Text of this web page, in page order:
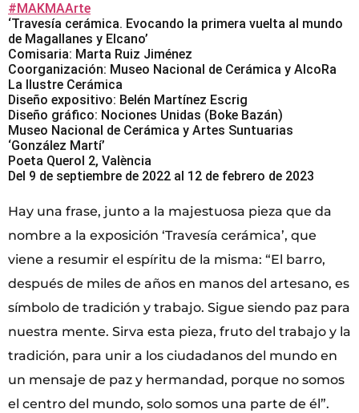
#MAKMAArte
‘Travesía cerámica. Evocando la primera vuelta al mundo
de Magallanes y Elcano’
Comisaria: Marta Ruiz Jiménez
Coorganización: Museo Nacional de Cerámica y AlcoRa
La Ilustre Cerámica
Diseño expositivo: Belén Martínez Escrig
Diseño gráfico: Nociones Unidas (Boke Bazán)
Museo Nacional de Cerámica y Artes Suntuarias
‘González Martí’
Poeta Querol 2, València
Del 9 de septiembre de 2022 al 12 de febrero de 2023
Hay una frase, junto a la majestuosa pieza que da
nombre a la exposición ‘Travesía cerámica’, que
viene a resumir el espíritu de la misma: “El barro,
después de miles de años en manos del artesano, es
símbolo de tradición y trabajo. Sigue siendo paz para
nuestra mente. Sirva esta pieza, fruto del trabajo y la
tradición, para unir a los ciudadanos del mundo en
un mensaje de paz y hermandad, porque no somos
el centro del mundo, solo somos una parte de él”.